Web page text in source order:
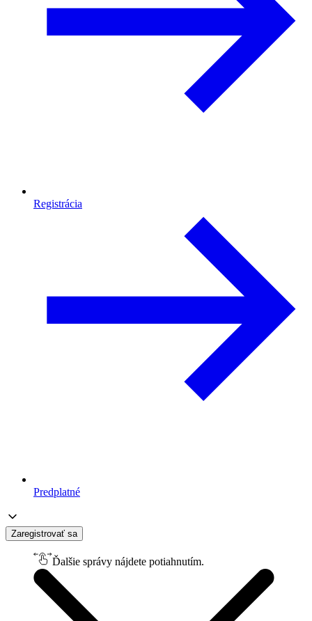
Registrácia
Predplatné
Zaregistrovať sa
Ďalšie správy nájdete potiahnutím.